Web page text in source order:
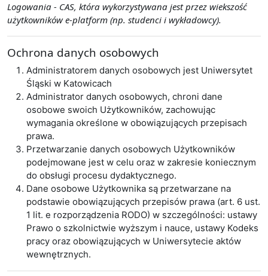
Logowania - CAS, która wykorzystywana jest przez wiekszość
użytkowników e-platform (np. studenci i wykładowcy).
Ochrona danych osobowych
Administratorem danych osobowych jest Uniwersytet
Śląski w Katowicach
Administrator danych osobowych, chroni dane
osobowe swoich Użytkowników, zachowując
wymagania określone w obowiązujących przepisach
prawa.
Przetwarzanie danych osobowych Użytkowników
podejmowane jest w celu oraz w zakresie koniecznym
do obsługi procesu dydaktycznego.
Dane osobowe Użytkownika są przetwarzane na
podstawie obowiązujących przepisów prawa (art. 6 ust.
1 lit. e rozporządzenia RODO) w szczególności: ustawy
Prawo o szkolnictwie wyższym i nauce, ustawy Kodeks
pracy oraz obowiązujących w Uniwersytecie aktów
wewnętrznych.